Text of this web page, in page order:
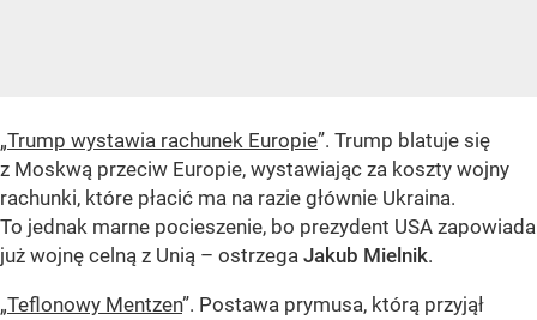
„Trump wystawia rachunek Europie”. Trump blatuje się
z Moskwą przeciw Europie, wystawiając za koszty wojny
rachunki, które płacić ma na razie głównie Ukraina.
To jednak marne pocieszenie, bo prezydent USA zapowiada
już wojnę celną z Unią – ostrzega Jakub Mielnik.
„Teflonowy Mentzen”. Postawa prymusa, którą przyjął